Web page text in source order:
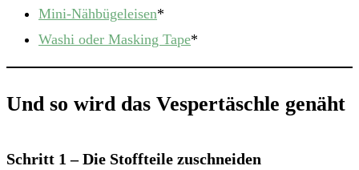
Mini-Nähbügeleisen*
Washi oder Masking Tape*
Und so wird das Vespertäschle genäht
Schritt 1 – Die Stoffteile zuschneiden